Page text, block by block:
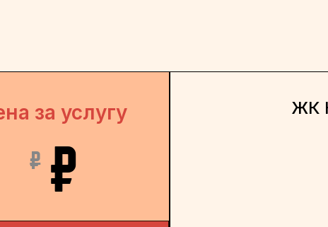
за услугу
₽ ₽
ЖК